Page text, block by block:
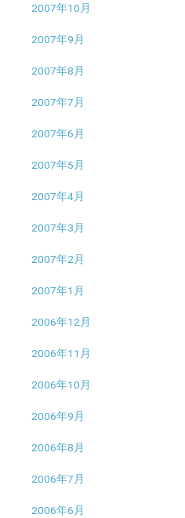
2007年10月
2007年9月
2007年8月
2007年7月
2007年6月
2007年5月
2007年4月
2007年3月
2007年2月
2007年1月
2006年12月
2006年11月
2006年10月
2006年9月
2006年8月
2006年7月
2006年6月